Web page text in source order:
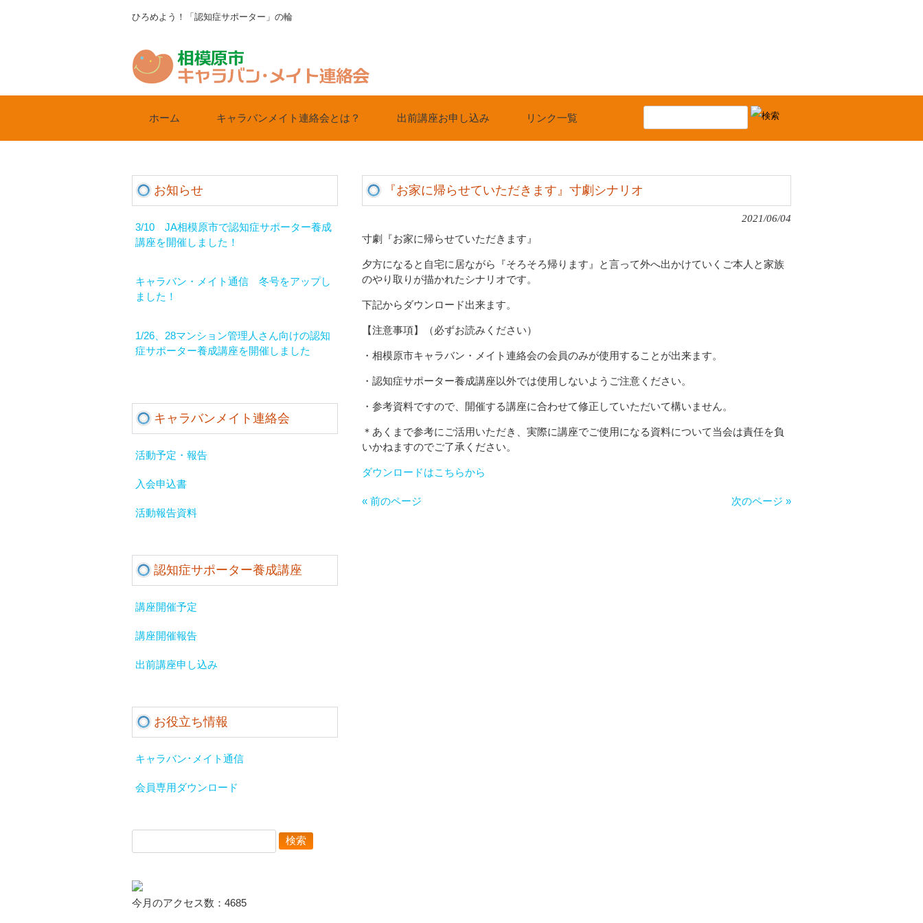
ひろめよう！「認知症サポーター」の輪
ホーム キャラバンメイト連絡会とは？ 出前講座お申し込み リンク一覧
『お家に帰らせていただきます』寸劇シナリオ
2021/06/04
寸劇『お家に帰らせていただきます』
夕方になると自宅に居ながら『そろそろ帰ります』と言って外へ出かけていくご本人と家族
のやり取りが描かれたシナリオです。
下記からダウンロード出来ます。
【注意事項】（必ずお読みください）
・相模原市キャラバン・メイト連絡会の会員のみが使用することが出来ます。
・認知症サポーター養成講座以外では使用しないようご注意ください。
・参考資料ですので、開催する講座に合わせて修正していただいて構いません。
＊あくまで参考にご活用いただき、実際に講座でご使用になる資料について当会は責任を負
いかねますのでご了承ください。
ダウンロードはこちらから
« 前のページ 次のページ »
お知らせ
3/10 JA相模原市で認知症サポーター養成
講座を開催しました！
キャラバン・メイト通信 冬号をアップし
ました！
1/26、28マンション管理人さん向けの認知
症サポーター養成講座を開催しました
キャラバンメイト連絡会
活動予定・報告
入会申込書
活動報告資料
認知症サポーター養成講座
講座開催予定
講座開催報告
出前講座申し込み
お役立ち情報
キャラバン･メイト通信
会員専用ダウンロード
索:
今月のアクセス数：4685